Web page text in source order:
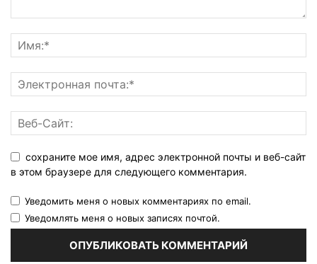
сохраните мое имя, адрес электронной почты и веб-сайт
в этом браузере для следующего комментария.
Уведомить меня о новых комментариях по email.
Уведомлять меня о новых записях почтой.